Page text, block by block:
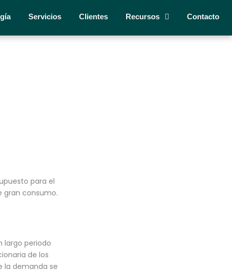
Servicios Clientes Recursos Contacto
para el
gran consumo.
largo periodo
de los
la demanda se